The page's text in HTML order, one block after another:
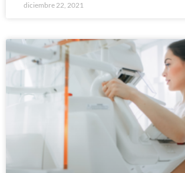
diciembre 22, 2021